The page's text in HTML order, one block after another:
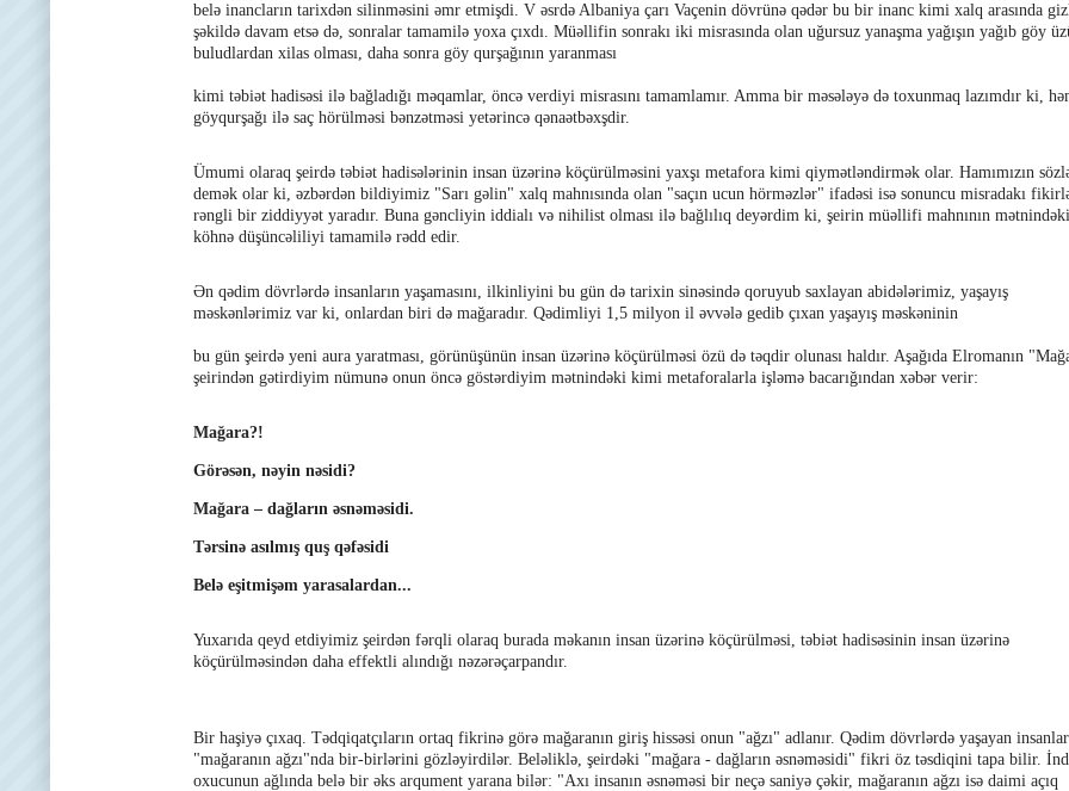
belə inancların tarixdən silinməsini əmr etmişdi. V əsrdə Albaniya çarı Vaçenin dövrünə qədər bu bir inanc kimi xalq arasında
şəkildə davam etsə də, sonralar tamamilə yoxa çıxdı. Müəllifin sonrakı iki misrasında olan uğursuz yanaşma yağışın yağıb göy
buludlardan xilas olması, daha sonra göy qurşağının yaranması
kimi təbiət hadisəsi ilə bağladığı məqamlar, öncə verdiyi misrasını tamamlamır. Amma bir məsələyə də toxunmaq lazımdır ki,
göyqurşağı ilə saç hörülməsi bənzətməsi yetərincə qənaətbəxşdir.
Ümumi olaraq şeirdə təbiət hadisələrinin insan üzərinə köçürülməsini yaxşı metafora kimi qiymətləndirmək olar. Hamımızın
demək olar ki, əzbərdən bildiyimiz "Sarı gəlin" xalq mahnısında olan "saçın ucun hörməzlər" ifadəsi isə sonuncu misradakı
rəngli bir ziddiyyət yaradır. Buna gəncliyin iddialı və nihilist olması ilə bağlılıq deyərdim ki, şeirin müəllifi mahnının mətnindəki
köhnə düşüncəliliyi tamamilə rədd edir.
Ən qədim dövrlərdə insanların yaşamasını, ilkinliyini bu gün də tarixin sinəsində qoruyub saxlayan abidələrimiz, yaşayış
məskənlərimiz var ki, onlardan biri də mağaradır. Qədimliyi 1,5 milyon il əvvələ gedib çıxan yaşayış məskəninin
bu gün şeirdə yeni aura yaratması, görünüşünün insan üzərinə köçürülməsi özü də təqdir olunası haldır. Aşağıda Elromanın
şeirindən gətirdiyim nümunə onun öncə göstərdiyim mətnindəki kimi metaforalarla işləmə bacarığından xəbər verir:
Mağara?!
Görəsən, nəyin nəsidi?
Mağara – dağların əsnəməsidi.
Tərsinə asılmış quş qəfəsidi
Belə eşitmişəm yarasalardan...
Yuxarıda qeyd etdiyimiz şeirdən fərqli olaraq burada məkanın insan üzərinə köçürülməsi, təbiət hadisəsinin insan üzərinə
köçürülməsindən daha effektli alındığı nəzərəçarpandır.
Bir haşiyə çıxaq. Tədqiqatçıların ortaq fikrinə görə mağaranın giriş hissəsi onun "ağzı" adlanır. Qədim dövrlərdə yaşayan insanlar
"mağaranın ağzı"nda bir-birlərini gözləyirdilər. Beləliklə, şeirdəki "mağara - dağların əsnəməsidi" fikri öz təsdiqini tapa bilir.
oxucunun ağlında belə bir əks arqument yarana bilər: "Axı insanın əsnəməsi bir neçə saniyə çəkir, mağaranın ağzı isə daimi açıq